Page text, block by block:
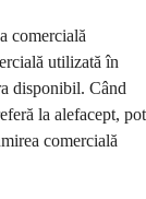
comercială
utilizată în
disponibil. Când
la alefacept, pot
comercială